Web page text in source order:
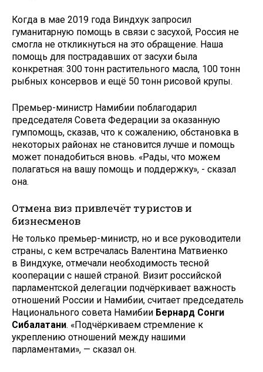
Когда в мае 2019 года Виндхук запросил
гуманитарную помощь в связи с засухой, Россия не
смогла не откликнуться на это обращение. Наша
помощь для пострадавших от засухи была
конкретная: 300 тонн растительного масла, 100 тонн
рыбных консервов и ещё 50 тонн рисовой крупы.
Премьер-министр Намибии поблагодарил
председателя Совета Федерации за оказанную
гумпомощь, сказав, что к сожалению, обстановка в
некоторых районах не становится лучше и помощь
может понадобиться вновь. «Рады, что можем
полагаться на вашу помощь и поддержку», - сказал
она.
Отмена виз привлечёт туристов и
бизнесменов
Не только премьер-министр, но и все руководители
страны, с кем встречалась Валентина Матвиенко
в Виндхуке, отмечали необходимость тесной
кооперации с нашей страной. Визит российской
парламентской делегации подчёркивает важность
отношений России и Намибии, считает председатель
Национального совета Намибии Бернард Сонги
Сибалатани. «Подчёркиваем стремление к
укреплению отношений между нашими
парламентами», — сказал он.